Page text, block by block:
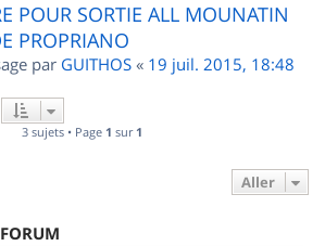
POUR SORTIE ALL MOUNATIN
PROPRIANO
par GUITHOS « 19 juil. 2015, 18:48
3 sujets • Page 1 sur 1
Aller